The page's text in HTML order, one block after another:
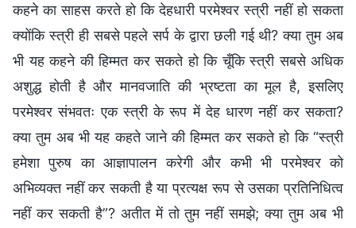
कहने का साहस करते हो कि देहधारी परमेश्वर स्त्री नहीं हो सकता
क्योंकि स्त्री ही सबसे पहले सर्प के द्वारा छली गई थी? क्या तुम अब
भी यह कहने की हिम्मत कर सकते हो कि चूँकि स्त्री सबसे अधिक
अशुद्ध होती है और मानवजाति की भ्रष्टता का मूल है, इसलिए
परमेश्वर संभवतः एक स्त्री के रूप में देह धारण नहीं कर सकता?
क्या तुम अब भी यह कहते जाने की हिम्मत कर सकते हो कि “स्त्री
हमेशा पुरुष का आज्ञापालन करेगी और कभी भी परमेश्वर को
अभिव्यक्त नहीं कर सकती है या प्रत्यक्ष रूप से उसका प्रतिनिधित्व
नहीं कर सकती है”? अतीत में तो तुम नहीं समझे; क्या तुम अब भी